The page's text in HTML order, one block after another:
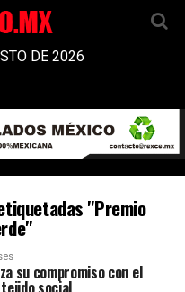
DE 2026
"Premio
su compromiso con el